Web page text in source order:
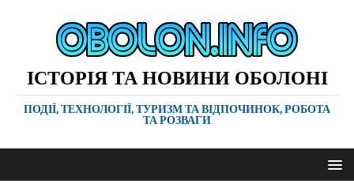
ІСТОРІЯ ТА НОВИНИ ОБОЛОНІ
ПОДІЇ, ТЕХНОЛОГІЇ, ТУРИЗМ ТА ВІДПОЧИНОК, РОБОТА
ТА РОЗВАГИ